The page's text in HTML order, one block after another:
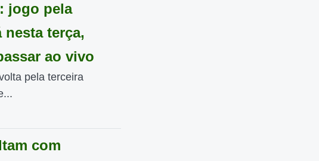
jogo pela
nesta terça,
ao vivo
pela terceira
com